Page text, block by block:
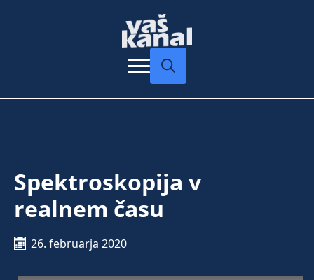
Spektroskopija v
realnem času
26. februarja 2020